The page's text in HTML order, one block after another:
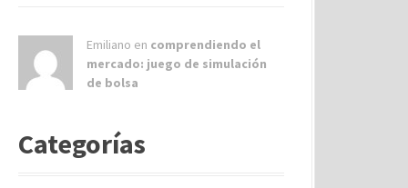
Emiliano en comprendiendo el
mercado: juego de simulación
de bolsa
Categorías